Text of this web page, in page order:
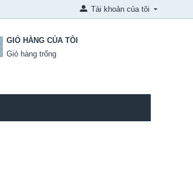
Tài khoản của tôi
GIỎ HÀNG CỦA TÔI
Giỏ hàng trống